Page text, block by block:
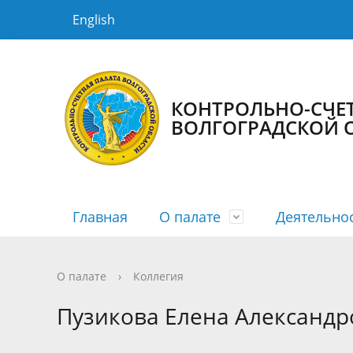
English
КОНТРОЛЬНО-
ВОЛГОГРАДСКОЙ
Главная О палате
История КСП
Информация о заключенных
соглашениях
Планы
Новости
Порядок рассмотрения
Государственная гражданская служба
О палате › Коллегия
Пузикова Елена